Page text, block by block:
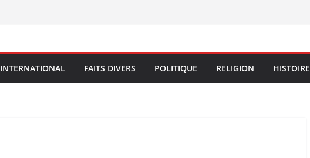
INTERNATIONAL FAITS DIVERS POLITIQUE RELIGION HISTOIRE